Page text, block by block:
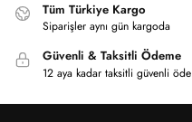
Tüm Türkiye Kargo
Siparişler aynı gün kargoda
Güvenli & Taksitli Ödeme
12 aya kadar taksitli güvenli öde